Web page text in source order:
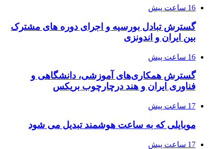
16 ساعت پیش
گسترش تبادل بورسیه و اجرای دوره های مشترک
بین ایران و اندونزی
16 ساعت پیش
گسترش همکاری‌های آموزشی، دانشگاهی و
فناوری ایران و هند درچارچوب بریکس
17 ساعت پیش
موبایلی که به ساعت هوشمند تبدیل می شود
17 ساعت پیش